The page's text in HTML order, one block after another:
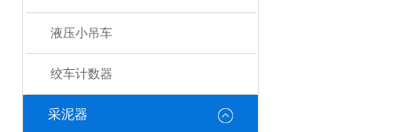
液压小吊车
绞车计数器
采泥器